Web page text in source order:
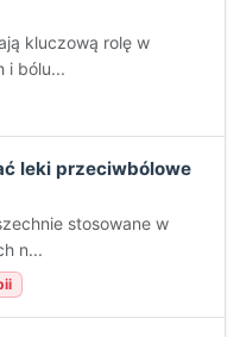
kluczową rolę w
i bólu...
leki przeciwbólowe
stosowane w
n...